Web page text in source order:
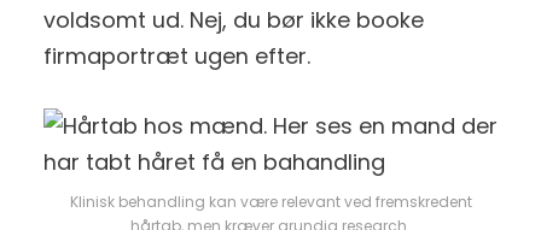
voldsomt ud. Nej, du bør ikke booke
firmaportræt ugen efter.
Klinisk behandling kan være relevant ved fremskredent
hårtab, men kræver grundig research.